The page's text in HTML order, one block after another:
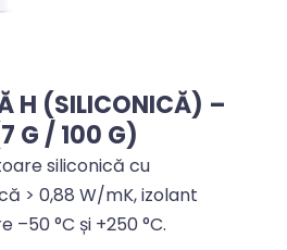
H (SILICONICĂ) –
G / 100 G)
siliconică cu
> 0,88 W/mK, izolant
°C și +250 °C.